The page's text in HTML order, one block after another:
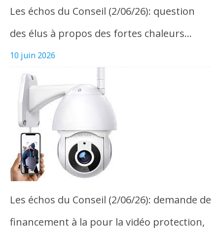
Les échos du Conseil (2/06/26): question
des élus à propos des fortes chaleurs…
10 juin 2026
Les échos du Conseil (2/06/26): demande de
financement à la pour la vidéo protection,